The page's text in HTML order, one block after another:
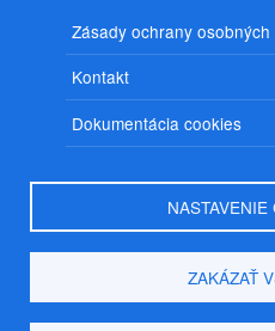
Zásady ochrany
Kontakt
Dokumentácia cookies
ZAKÁZAŤ